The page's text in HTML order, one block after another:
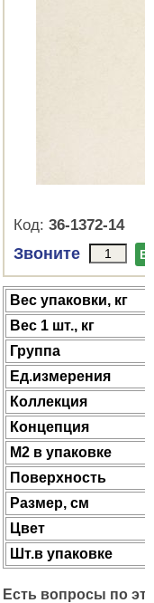
Код: 36-1372-14
Звоните В
Веc упаковки, кг
Вес 1 шт., кг
Группа
Ед.измерения
Коллекция
Концепция
М2 в упаковке
Поверхность
Размер, см
Цвет
Шт.в упаковке
Есть вопросы по